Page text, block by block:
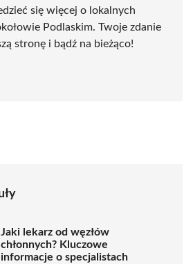
się więcej o lokalnych
Podlaskim. Twoje zdanie
stronę i bądź na bieżąco!
Jaki lekarz od węzłów
chłonnych? Kluczowe
informacje o specjalistach